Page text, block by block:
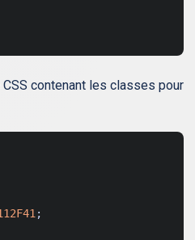
contenant les classes pour
;